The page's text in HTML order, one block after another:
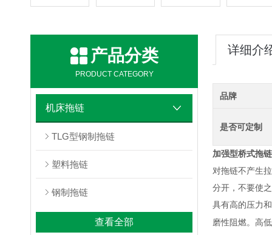
产品分类
PRODUCT CATEGORY
机床拖链
TLG型钢制拖链
塑料拖链
钢制拖链
查看全部
详细介
品牌
是否可定制
加强型桥式拖链
对拖链不产生
分开，不要使
具有高的压力
磨性阻燃。高